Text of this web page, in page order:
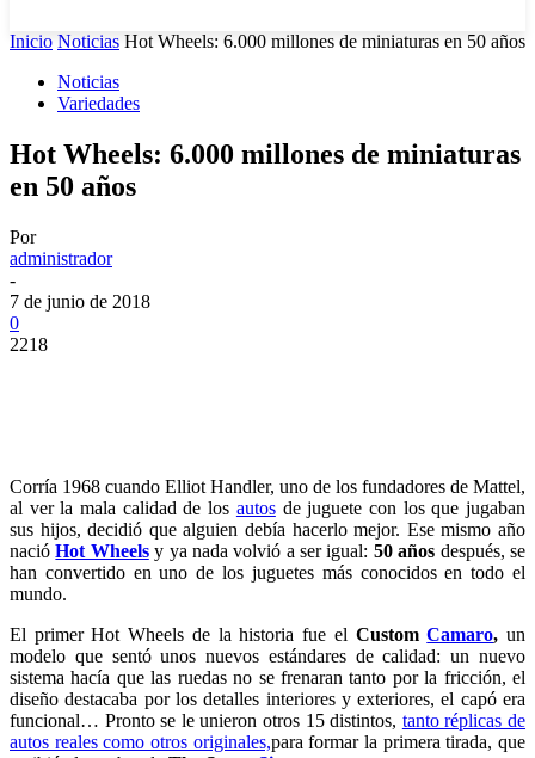
Inicio Noticias Hot Wheels: 6.000 millones de miniaturas en 50 años
Noticias
Variedades
Hot Wheels: 6.000 millones de miniaturas
en 50 años
Por
administrador
-
7 de junio de 2018
0
2218
Corría 1968 cuando Elliot Handler, uno de los fundadores de Mattel,
al ver la mala calidad de los autosde juguete con los que jugaban
sus hijos, decidió que alguien debía hacerlo mejor. Ese mismo año
nacióHot Wheelsy ya nada volvió a ser igual: 50 años después, se
han convertido en uno de los juguetes más conocidos en todo el
mundo.
El primer Hot Wheels de la historia fue el CustomCamaro, un
modelo que sentó unos nuevos estándares de calidad: un nuevo
sistema hacía que las ruedas no se frenaran tanto por la fricción, el
diseño destacaba por los detalles interiores y exteriores, el capó era
funcional… Pronto se le unieron otros 15 distintos, tanto réplicas de
autos reales como otros originales,para formar la primera tirada, que